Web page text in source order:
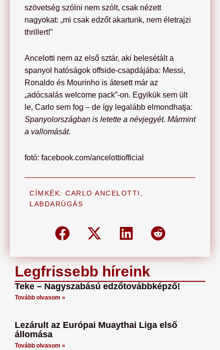
Legfrissebb híreink
Teke – Nagyszabású edzőtovábbképző!
Tovább olvasom »
Lezárult az Európai Muaythai Liga első
állomása
Tovább olvasom »
szövetség szólni nem szólt, csak nézett
nagyokat: „mi csak edzőt akartunk, nem életrajzi
thrillert!”
Ancelotti nem az első sztár, aki belesétált a
spanyol hatóságok offside-csapdájába: Messi,
Ronaldo és Mourinho is átesett már az
„adócsalás welcome pack”-on. Egyikük sem ült
le, Carlo sem fog – de így legalább elmondhatja:
Spanyolországban is letette a névjegyét. Mármint
a vallomását.
fotó: facebook.com/ancelottiofficial
CÍMKÉK: CARLO ANCELOTTI
LABDARÚGÁS